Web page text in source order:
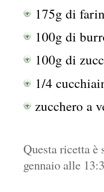
175g di
100g di
100g di
1/4
zucchero a
Questa ricetta
gennaio alle